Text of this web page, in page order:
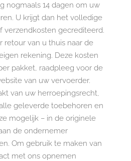
nogmaals 14 dagen om uw
U krijgt dan het volledige
verzendkosten gecrediteerd.
retour van u thuis naar de
rekening. Deze kosten
pakket, raadpleeg voor de
van uw vervoerder.
van uw herroepingsrecht,
geleverde toebehoren en
mogelijk – in de originele
de ondernemer
Om gebruik te maken van
met ons opnemen